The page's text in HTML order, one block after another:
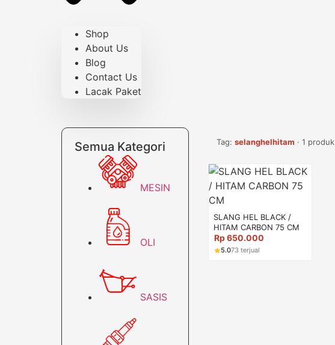
Shop
About Us
Blog
Contact Us
Lacak Paket
Semua Kategori
MESIN
OLI
SASIS
Tag: selanghelhitam · 1 produk
SLANG HEL BLACK /
HITAM CARBON 75 CM
Rp650.000
5.073 terjual